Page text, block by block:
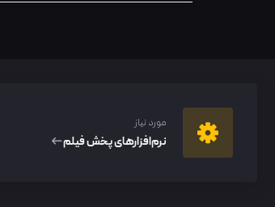
مورد نیاز
نرم‌افزار‌های پخش فیلم